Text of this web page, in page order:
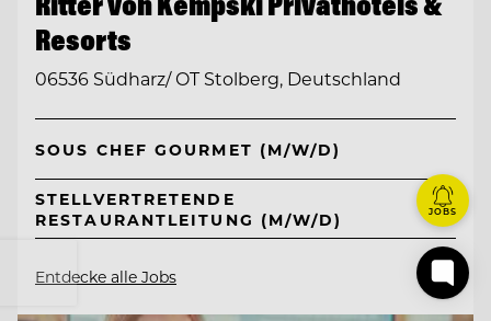
Resorts
06536 Südharz/ OT Stolberg, Deutschland
SOUS CHEF GOURMET (M/W/D)
STELLVERTRETENDE
RESTAURANTLEITUNG (M/W/D)
Entdecke alle Jobs
JOBS